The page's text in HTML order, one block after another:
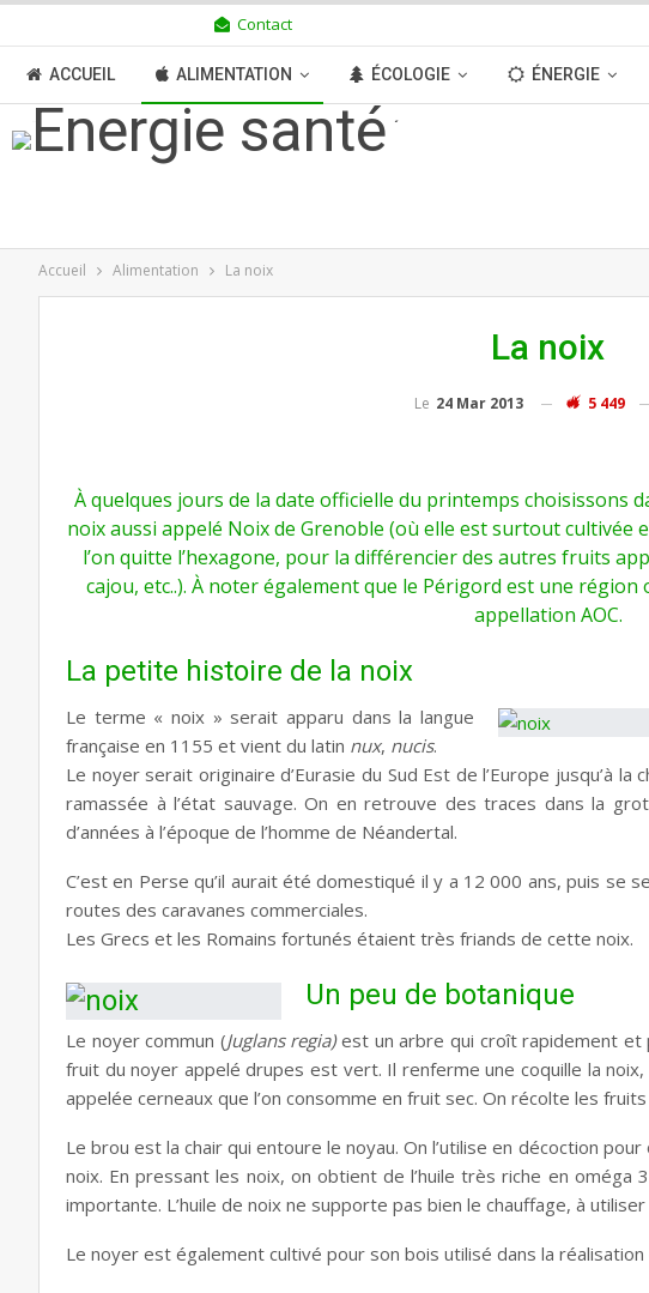
Contact
ACCUEIL ALIMENTATION ÉCOLOGIE ÉNERGIE
TRANSITION BOUTIQUE MÉDIAS
Accueil Alimentation La noix
La noix
Le 24 Mar 2013 5 449
À quelques jours de la date officielle du printemps choisissons
noix aussi appelé Noix de Grenoble (où elle est surtout cultivée
l’on quitte l’hexagone, pour la différencier des autres fruits
cajou, etc..). À noter également que le Périgord est une région
appellation AOC.
La petite histoire de la noix
Le terme « noix » serait apparu dans la langue
française en 1155 et vient du latin nux, nucis.
Le noyer serait originaire d’Eurasie du Sud Est de l’Europe jusqu’à la
ramassée à l’état sauvage. On en retrouve des traces dans la
d’années à l’époque de l’homme de Néandertal.
C’est en Perse qu’il aurait été domestiqué il y a 12 000 ans, puis se
routes des caravanes commerciales.
Les Grecs et les Romains fortunés étaient très friands de cette noix.
Un peu de botanique
Le noyer commun (Juglans regia)est un arbre qui croît rapidement et
fruit du noyer appelé drupes est vert. Il renferme une coquille la
appelée cerneaux que l’on consomme en fruit sec. On récolte les fruits
Le brou est la chair qui entoure le noyau. On l’utilise en décoction
noix. En pressant les noix, on obtient de l’huile très riche en oméga
importante. L’huile de noix ne supporte pas bien le chauffage, à
Le noyer est également cultivé pour son bois utilisé dans la